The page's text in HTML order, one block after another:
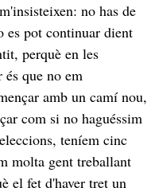
no has de
es pot continuar dient
perquè en les
és que no em
amb un camí nou,
com si no haguéssim
teníem cinc
molta gent treballant
el fet d'haver tret un